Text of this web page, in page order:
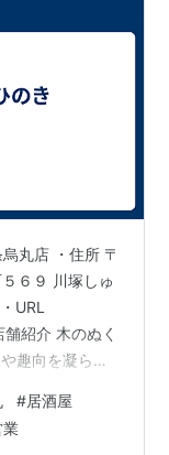
丸店 ・住所 〒
６９ 川塚しゅ
URL
紹介 木のぬく
趣向を凝らし
れるお店で
ご宴会も可
#居酒屋
業